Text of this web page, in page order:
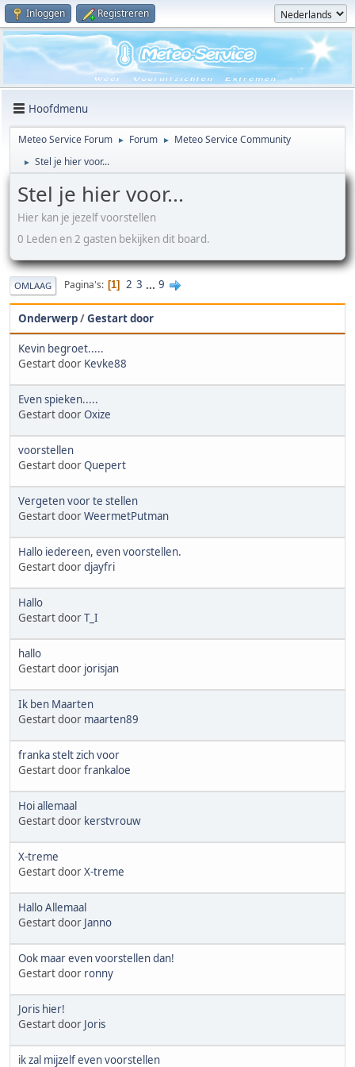
Inloggen Registreren
Hoofdmenu
Meteo Service Forum ► Forum ► Meteo Service Community
► Stel je hier voor...
Stel je hier voor...
Hier kan je jezelf voorstellen
0 Leden en 2 gasten bekijken dit board.
OMLAAG Pagina's 1 2 3 ... 9
Onderwerp/Gestart door
Kevin begroet.....
Gestart door Kevke88
Even spieken.....
Gestart doorOxize
voorstellen
Gestart doorQuepert
Vergeten voor te stellen
Gestart doorWeermetPutman
Hallo iedereen, even voorstellen.
Gestart doordjayfri
Hallo
Gestart doorT_I
hallo
Gestart door jorisjan
Ik ben Maarten
Gestart door maarten89
franka stelt zich voor
Gestart doorfrankaloe
Hoi allemaal
Gestart door kerstvrouw
X-treme
Gestart doorX-treme
Hallo Allemaal
Gestart door Janno
Ook maar even voorstellen dan!
Gestart door ronny
Joris hier!
Gestart door Joris
ik zal mijzelf even voorstellen